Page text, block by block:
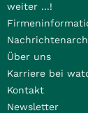
weiter ...!
Über uns
Karriere bei
Kontakt
Newsletter